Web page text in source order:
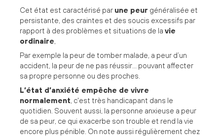
Cet état est caractérisé par une peur généralisée et
persistante, des craintes et des soucis excessifs par
rapport à des problèmes et situations de la vie
ordinaire,
Par exemple la peur de tomber malade, a peur d’un
accident, la peur de ne pas réussir... pouvant affecter
sa propre personne ou des proches.
L’état d’anxiété empêche de vivre
normalement, c'est très handicapant dans le
quotidien. Souvent aussi, la personne anxieuse a peur
de sa peur, ce qui exacerbe son trouble et rend la vie
encore plus pénible. On note aussi régulièrement chez